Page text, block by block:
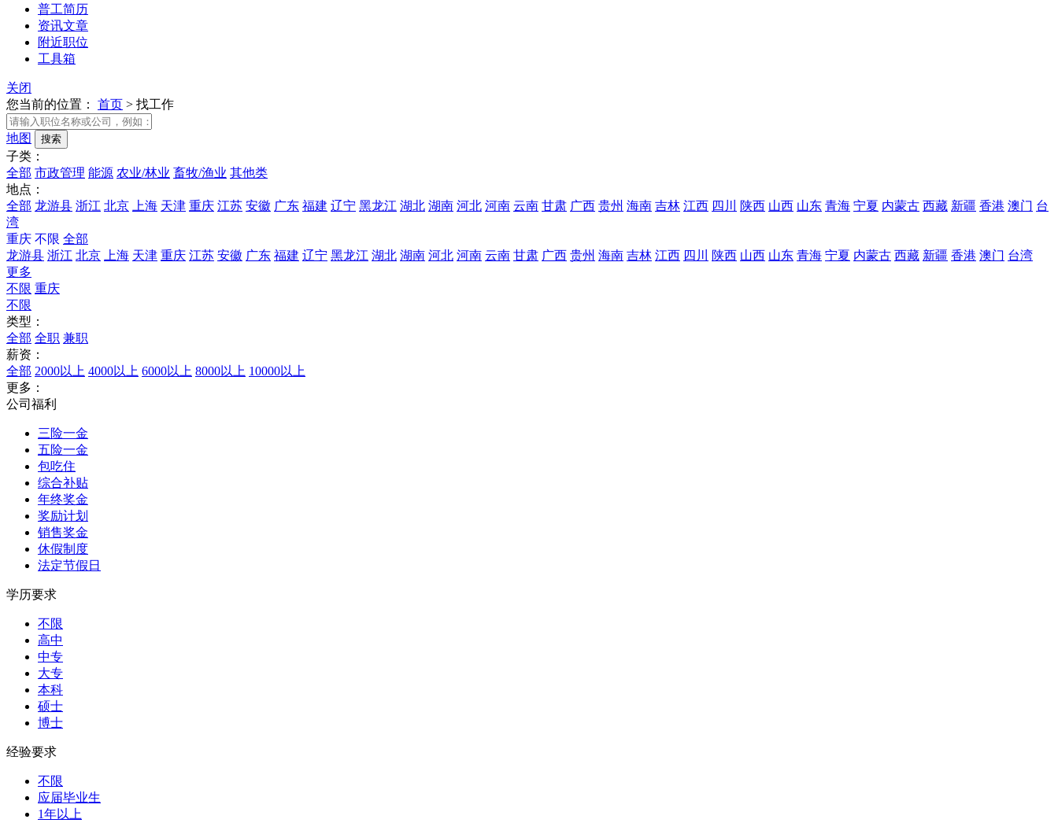
普工简历
资讯文章
附近职位
工具箱
关闭
您当前的位置： 首页 > 找工作
地图
子类：
全部 市政管理 能源 农业/林业 畜牧/渔业 其他类
地点：
全部 龙游县 浙江 北京 上海 天津 重庆 江苏 安徽 广东 福建 辽宁 黑龙江 湖北 湖南 河北 河南 云南 甘肃 广西 贵州 海南 吉林 江西 四川 陕西 山西 山东 青海 宁夏 内蒙古 西藏 新疆 香港 澳门 台
湾
重庆 不限 全部
龙游县 浙江 北京 上海 天津 重庆 江苏 安徽 广东 福建 辽宁 黑龙江 湖北 湖南 河北 河南 云南 甘肃 广西 贵州 海南 吉林 江西 四川 陕西 山西 山东 青海 宁夏 内蒙古 西藏 新疆 香港 澳门 台湾
更多
不限 重庆
不限
类型：
全部 全职 兼职
薪资：
全部 2000以上 4000以上 6000以上 8000以上 10000以上
更多：
公司福利
三险一金
五险一金
包吃住
综合补贴
年终奖金
奖励计划
销售奖金
休假制度
法定节假日
学历要求
不限
高中
中专
大专
本科
硕士
博士
经验要求
不限
应届毕业生
1年以上